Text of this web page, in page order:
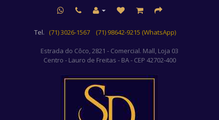
Tel. (71) 3026-1567 (71) 98642-9215 (WhatsApp)
Estrada do Côco, 2821 - Comercial. Mall, Loja 03
Centro - Lauro de Freitas - BA - CEP 42702-400